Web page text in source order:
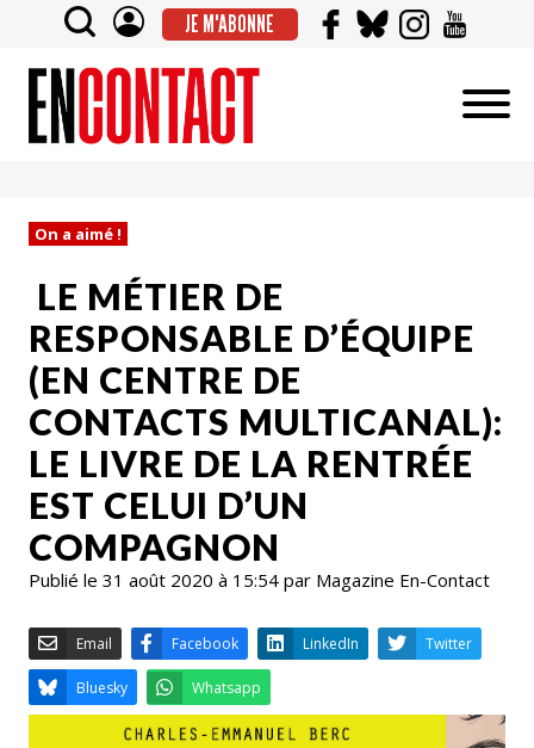
JE M'ABONNE
On a aimé !
LE MÉTIER DE
RESPONSABLE D’ÉQUIPE
(EN CENTRE DE
CONTACTS MULTICANAL):
LE LIVRE DE LA RENTRÉE
EST CELUI D’UN
COMPAGNON
Publié le 31 août 2020 à 15:54 par Magazine En-Contact